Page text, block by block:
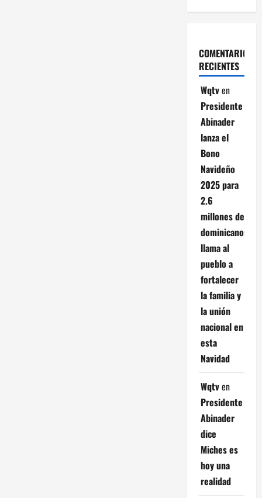
COMENTARIOS
RECIENTES
Wqtven
Presidente
Abinader
lanza el
Bono
Navideño
2025 para
2.6
millones de
dominicanos;
llama al
pueblo a
fortalecer
la familia y
la unión
nacional en
esta
Navidad
Wqtven
Presidente
Abinader
dice
Miches es
hoy una
realidad